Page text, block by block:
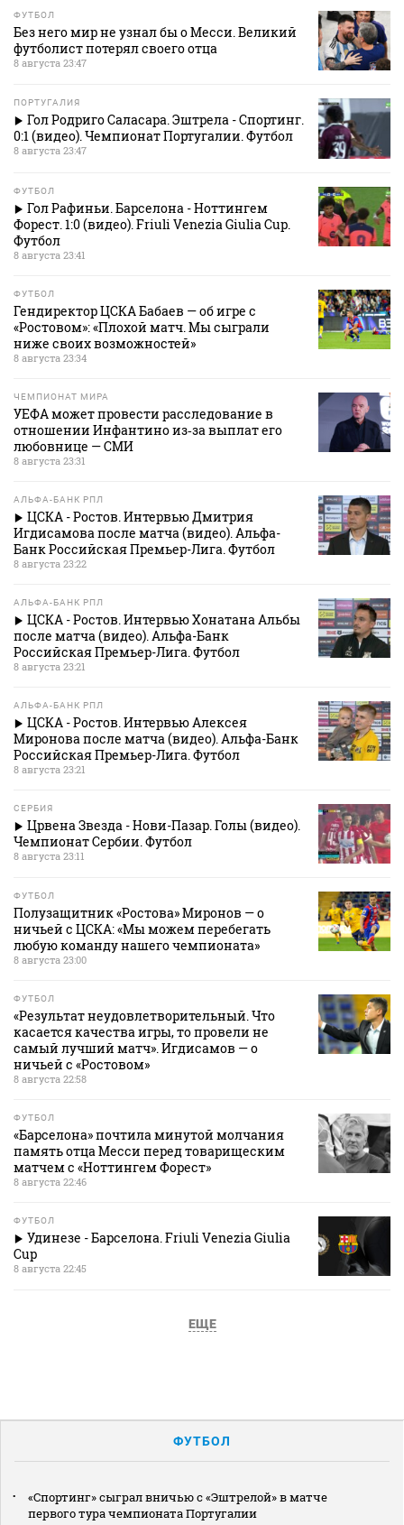
ФУТБОЛ
Без него мир не узнал бы о Месси. Великий
футболист потерял своего отца
8 августа 23:47
ПОРТУГАЛИЯ
Гол Родриго Саласара. Эштрела - Спортинг.
0:1 (видео). Чемпионат Португалии. Футбол
8 августа 23:47
ФУТБОЛ
Гол Рафиньи. Барселона - Ноттингем
Форест. 1:0 (видео). Friuli Venezia Giulia Cup.
Футбол
8 августа 23:41
ФУТБОЛ
Гендиректор ЦСКА Бабаев — об игре с
«Ростовом»: «Плохой матч. Мы сыграли
ниже своих возможностей»
8 августа 23:34
ЧЕМПИОНАТ МИРА
УЕФА может провести расследование в
отношении Инфантино из‑за выплат его
любовнице — СМИ
8 августа 23:31
АЛЬФА-БАНК РПЛ
ЦСКА - Ростов. Интервью Дмитрия
Игдисамова после матча (видео). Альфа-
Банк Российская Премьер-Лига. Футбол
8 августа 23:22
АЛЬФА-БАНК РПЛ
ЦСКА - Ростов. Интервью Хонатана Альбы
после матча (видео). Альфа-Банк
Российская Премьер-Лига. Футбол
8 августа 23:21
АЛЬФА-БАНК РПЛ
ЦСКА - Ростов. Интервью Алексея
Миронова после матча (видео). Альфа-Банк
Российская Премьер-Лига. Футбол
8 августа 23:21
СЕРБИЯ
Црвена Звезда - Нови-Пазар. Голы (видео).
Чемпионат Сербии. Футбол
8 августа 23:11
ФУТБОЛ
Полузащитник «Ростова» Миронов — о
ничьей с ЦСКА: «Мы можем перебегать
любую команду нашего чемпионата»
8 августа 23:00
ФУТБОЛ
«Результат неудовлетворительный. Что
касается качества игры, то провели не
самый лучший матч». Игдисамов — о
ничьей с «Ростовом»
8 августа 22:58
ФУТБОЛ
«Барселона» почтила минутой молчания
память отца Месси перед товарищеским
матчем с «Ноттингем Форест»
8 августа 22:46
ФУТБОЛ
Удинезе - Барселона. Friuli Venezia Giulia
Cup
8 августа 22:45
ЕЩЕ
ФУТБОЛ
«Спортинг» сыграл вничью с «Эштрелой» в матче
первого тура чемпионата Португалии